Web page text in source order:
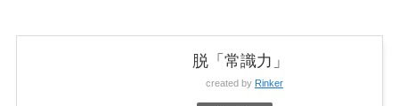
脱「常識力」
created by Rinker